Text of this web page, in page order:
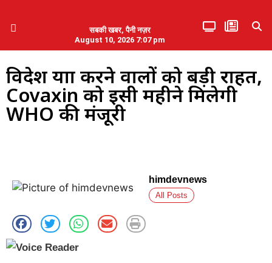
सबकी खबर, पैनी नज़र
August 10, 2026 7:07 pm
विदेश यात्रा करने वालों को बड़ी राहत,
Covaxin को इसी महीने मिलेगी
WHO की मंजूरी
himdevnews
All Posts